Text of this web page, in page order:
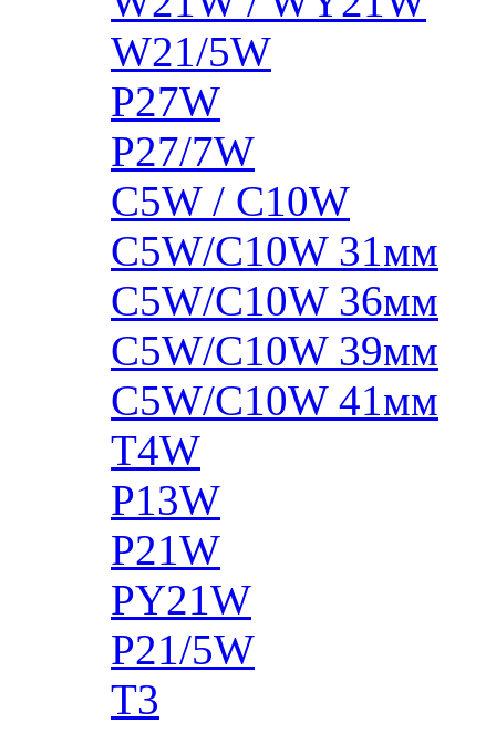
W21/5W
P27W
P27/7W
C5W / C10W
C5W/C10W 31мм
C5W/C10W 36мм
C5W/C10W 39мм
C5W/C10W 41мм
T4W
P13W
P21W
PY21W
P21/5W
T3